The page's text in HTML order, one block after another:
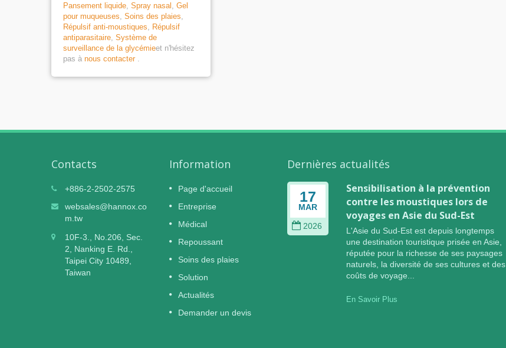
Pansement liquide, Spray nasal , Gel
pour muqueuses, Soins des plaies,
Répulsif anti-moustiques, Répulsif
antiparasitaire, Système de
surveillance de la glycémieet n'hésitez
pas à nous contacter .
Contacts
+886-2-2502-2575
websales@hannox.co
m.tw
10F-3., No.206, Sec.
2, Nanking E. Rd.,
Taipei City 10489,
Taiwan
Information
Page d'accueil
Entreprise
Médical
Repoussant
Soins des plaies
Solution
Actualités
Demander un devis
Dernières actualités
06
NOV
L'hydrogel pour plaies HI-MUPRO
obtient la certification de
dispositif médical de classe II de
— Un hydrogel stérile et hautement sûr,
conçu pour les plaies exsudatives
chroniques et modérées —
17
MAR
2026
Sensibilisation à la prévention
contre les moustiques lors de
voyages en Asie du Sud-Est
L'Asie du Sud-Est est depuis longtemps
une destination touristique prisée en Asie,
réputée pour la richesse de ses paysages
naturels, la diversité de ses cultures et des
coûts de voyage...
En Savoir Plus